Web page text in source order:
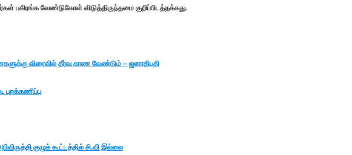
பகிரங்க வேண்டுகோள் விடுத்திருந்தமை குறிப்பிடத்தக்கது.
விரைவில் தீர்வு காண வேண்டும் – ஜனாதிபதி
புறக்கணிப்பு
குழுக் கூட்டத்தில் சி.வி இல்லை